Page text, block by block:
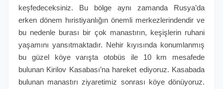
keşfedeceksiniz. Bu bölge aynı zamanda Rusya’da
erken dönem hıristiyanlığın önemli merkezlerindendir ve
bu nedenle burası bir çok manastırın, keşişlerin ruhani
yaşamını yansıtmaktadır. Nehir kıyısında konumlanmış
bu güzel köye varışta otobüs ile 10 km mesafede
bulunan Kirilov Kasabası’na hareket ediyoruz. Kasabada
bulunan manastırı ziyaretimiz sonrası köye dönüyoruz.